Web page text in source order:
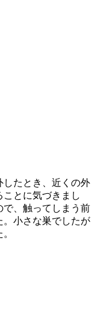
したとき、近くの外
とに気づきまし
で、触ってしまう前
。小さな巣でしたが